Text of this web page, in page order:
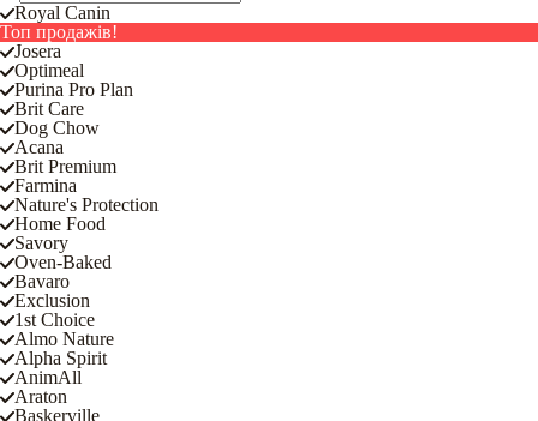
Royal Canin
Топ продажів!
Josera
Optimeal
Purina Pro Plan
Brit Care
Dog Chow
Acana
Brit Premium
Farmina
Nature's Protection
Home Food
Savory
Oven-Baked
Bavaro
Exclusion
1st Choice
Almo Nature
Alpha Spirit
AnimAll
Araton
Baskerville